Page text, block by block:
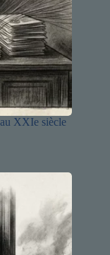
XXIe siècle